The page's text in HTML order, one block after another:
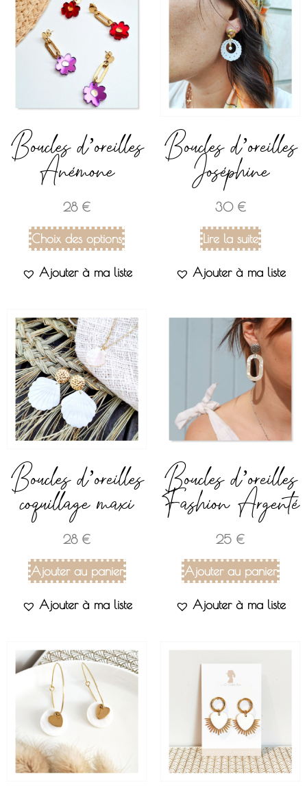
Boucles d’oreilles
Anémone
28 €
Choix des options
Ajouter à ma liste
Boucles d’oreilles
Joséphine
30 €
Lire la suite
Ajouter à ma liste
Boucles d’oreilles
coquillage maxi
28 €
Ajouter au panier
Ajouter à ma liste
Boucles d’oreilles
Fashion Argenté
25 €
Ajouter au panier
Ajouter à ma liste